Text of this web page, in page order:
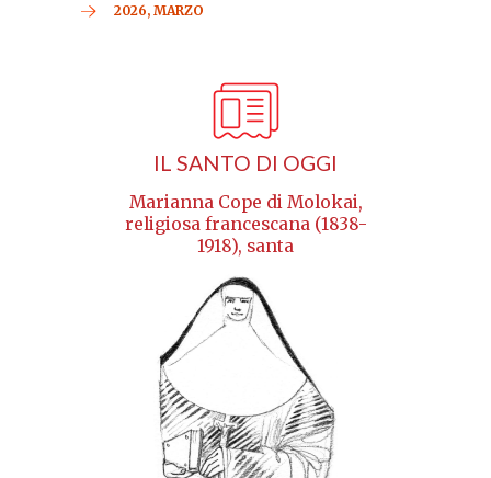
2026, MARZO
IL SANTO DI OGGI
Marianna Cope di Molokai,
religiosa francescana (1838-
1918), santa